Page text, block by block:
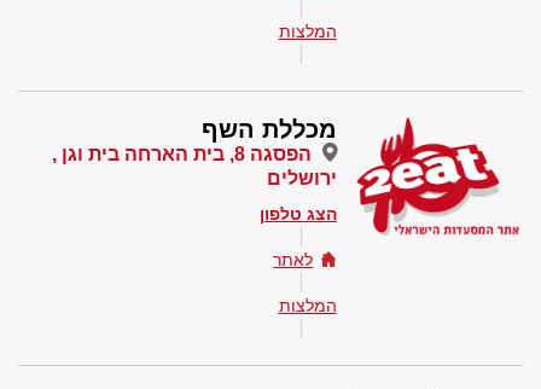
המלצות
מכללת השף
הפסגה 8, בית הארחה בית וגן ,
ירושלים
הצג טלפון
לאתר
המלצות